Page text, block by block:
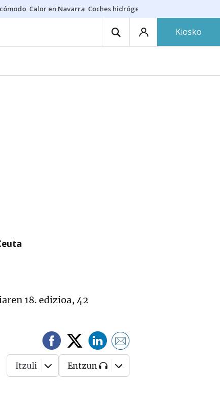
Calor en Navarra Coches hidrógeno
Kiosko
18. edizioa, 42
Itzuli Entzun